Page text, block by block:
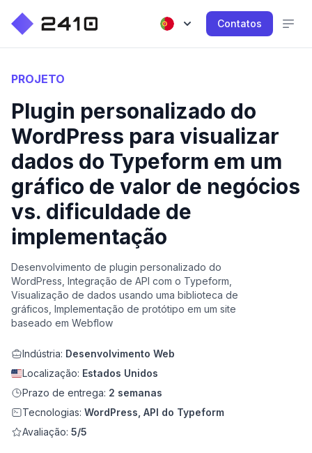
Contatos
PROJETO
Plugin personalizado do
WordPress para visualizar
dados do Typeform em um
gráfico de valor de negócios
vs. dificuldade de
implementação
Desenvolvimento de plugin personalizado do
WordPress, Integração de API com o Typeform,
Visualização de dados usando uma biblioteca de
gráficos, Implementação de protótipo em um site
baseado em Webflow
Indústria: Desenvolvimento Web
Localização: Estados Unidos
Prazo de entrega: 2 semanas
Tecnologias: WordPress, API do Typeform
Avaliação: 5/5